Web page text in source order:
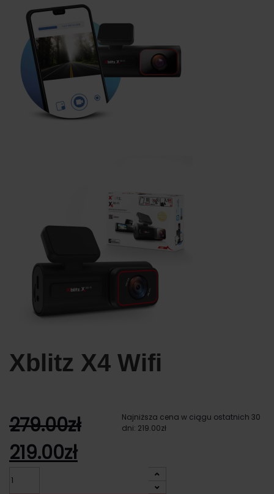
Xblitz X4 Wifi
279.00zł
Pierwotna
cena
219.00złAktualna
Najniższa cena w ciągu ostatnich 30
dni: 219.00zł